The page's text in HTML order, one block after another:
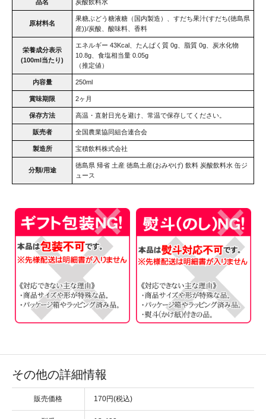
品名 炭酸飲料水
原材料名
果糖ぶどう糖液糖（国内製造）、すだち果汁(すだち(徳島県
産))/炭酸、酸味料、香料
栄養成分表示
(100ml当たり)
エネルギー 43Kcal、たんぱく質 0g、脂質 0g、炭水化物
10.8g、食塩相当量 0.05g
（推定値）
内容量 250ml
賞味期限 2ヶ月
保存方法 高温・直射日光を避け、常温で保存してください。
販売者 全国農業協同組合連合会
製造所 宝積飲料株式会社
分類/用途
徳島県 帰省 土産 徳島土産(おみやげ) 飲料 炭酸飲料水 缶ジ
ュース
その他の詳細情報
販売価格 170円(税込)